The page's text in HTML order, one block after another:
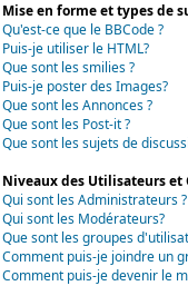
Mise en forme et types de
Qu'est-ce que le BBCode ?
Puis-je utiliser le HTML?
Que sont les smilies ?
Puis-je poster des Images?
Que sont les Annonces ?
Que sont les Post-it ?
Que sont les sujets de
Niveaux des Utilisateurs et
Qui sont les Administrateurs ?
Qui sont les Modérateurs?
Que sont les groupes
Comment puis-je joindre un
Comment puis-je devenir le